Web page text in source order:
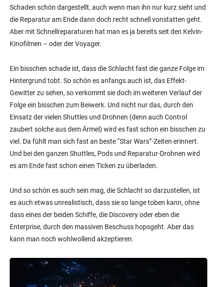
Schaden schön dargestellt, auch wenn man ihn nur kurz sieht und
die Reparatur am Ende dann doch recht schnell vonstatten geht.
Aber mit Schnellreparaturen hat man es ja bereits seit den Kelvin-
Kinofilmen – oder der Voyager.
Ein bisschen schade ist, dass die Schlacht fast die ganze Folge im
Hintergrund tobt. So schön es anfangs auch ist, das Effekt-
Gewitter zu sehen, so verkommt sie doch im weiteren Verlauf der
Folge ein bisschen zum Beiwerk. Und nicht nur das, durch den
Einsatz der vielen Shuttles und Drohnen (denn auch Control
zaubert solche aus dem Ärmel) wird es fast schon ein bisschen zu
viel. Da fühlt man sich fast an beste “Star Wars”-Zeiten erinnert.
Und bei den ganzen Shuttles, Pods und Reparatur-Drohnen wird
es am Ende fast schon einen Ticken zu überladen.
Und so schön es auch sein mag, die Schlacht so darzustellen, ist
es auch etwas unrealistisch, dass sie so lange toben kann, ohne
dass eines der beiden Schiffe, die Discovery oder eben die
Enterprise, durch den massiven Beschuss hopsgeht. Aber das
kann man noch wohlwollend akzeptieren.